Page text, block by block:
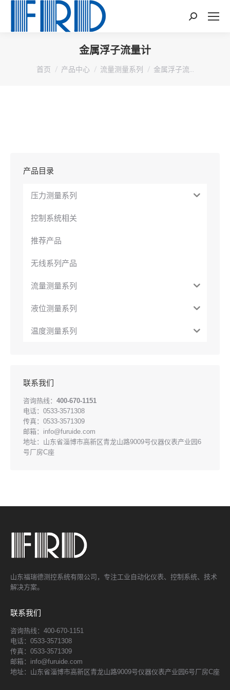
Search:
金属浮子流量计
首页 产品中心 流量测量系列 金属浮子流…
产品目录
压力测量系列
控制系统相关
推荐产品
无线系列产品
流量测量系列
液位测量系列
温度测量系列
联系我们
咨询热线： 400-670-1151
电话：0533-3571308
传真：0533-3571309
邮箱：info@furuide.com
地址：山东省淄博市高新区青龙山路9009号仪器仪表产业园6
号厂房C座
山东福瑞德测控系统有限公司，专注工业自动化仪表、控制系统、技术
解决方案。
联系我们
咨询热线：400-670-1151
电话：0533-3571308
传真：0533-3571309
邮箱：info@furuide.com
地址：山东省淄博市高新区青龙山路9009号仪器仪表产业园6号厂房C座